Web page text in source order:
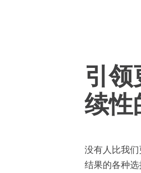
Mowi USA
引
续性
没有人比我
结果的各种